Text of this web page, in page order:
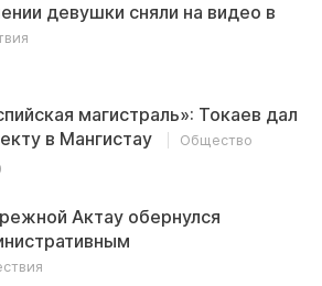
девушки сняли на видео в
магистраль»: Токаев дал
в Мангистау
Общество
Актау обернулся